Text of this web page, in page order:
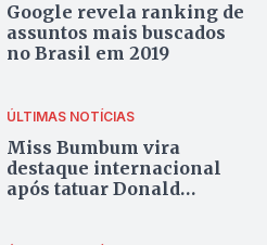
Google revela ranking de
assuntos mais buscados
no Brasil em 2019
ÚLTIMAS NOTÍCIAS
Miss Bumbum vira
destaque internacional
após tatuar Donald